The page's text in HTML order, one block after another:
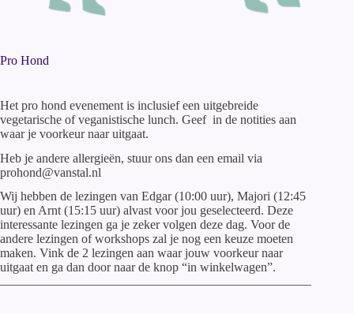
Pro Hond
Het pro hond evenement is inclusief een uitgebreide
vegetarische of veganistische lunch. Geef in de notities aan
waar je voorkeur naar uitgaat.
Heb je andere allergieën, stuur ons dan een email via
prohond@vanstal.nl
Wij hebben de lezingen van Edgar (10:00 uur), Majori (12:45
uur) en Arnt (15:15 uur) alvast voor jou geselecteerd. Deze
interessante lezingen ga je zeker volgen deze dag. Voor de
andere lezingen of workshops zal je nog een keuze moeten
maken. Vink de 2 lezingen aan waar jouw voorkeur naar
uitgaat en ga dan door naar de knop “in winkelwagen”.